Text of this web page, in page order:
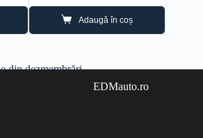
Adaugă în coș
EDMauto.ro